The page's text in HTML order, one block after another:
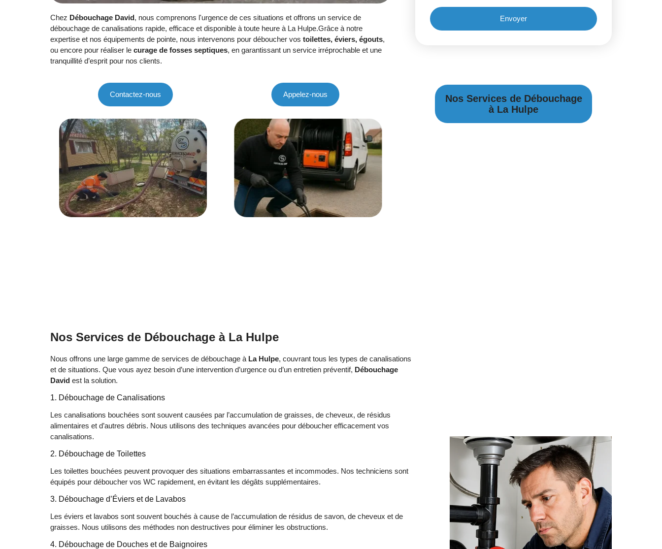
Chez Débouchage David, nous comprenons l'urgence de ces situations et offrons un service de
débouchage de canalisations rapide, efficace et disponible à toute heure à La Hulpe.Grâce à notre
expertise et nos équipements de pointe, nous intervenons pour déboucher vos toilettes, éviers, égouts,
ou encore pour réaliser le curage de fosses septiques, en garantissant un service irréprochable et une
tranquillité d’esprit pour nos clients.
Contactez-nous Appelez-nous
Envoyer
Nos Services de Débouchage
à La Hulpe
Nos Services de Débouchage à La Hulpe
Nous offrons une large gamme de services de débouchage à La Hulpe, couvrant tous les types de canalisations
et de situations. Que vous ayez besoin d’une intervention d’urgence ou d’un entretien préventif, Débouchage
David est la solution.
1. Débouchage de Canalisations
Les canalisations bouchées sont souvent causées par l’accumulation de graisses, de cheveux, de résidus
alimentaires et d’autres débris. Nous utilisons des techniques avancées pour déboucher efficacement vos
canalisations.
2. Débouchage de Toilettes
Les toilettes bouchées peuvent provoquer des situations embarrassantes et incommodes. Nos techniciens sont
équipés pour déboucher vos WC rapidement, en évitant les dégâts supplémentaires.
3. Débouchage d’Éviers et de Lavabos
Les éviers et lavabos sont souvent bouchés à cause de l’accumulation de résidus de savon, de cheveux et de
graisses. Nous utilisons des méthodes non destructives pour éliminer les obstructions.
4. Débouchage de Douches et de Baignoires